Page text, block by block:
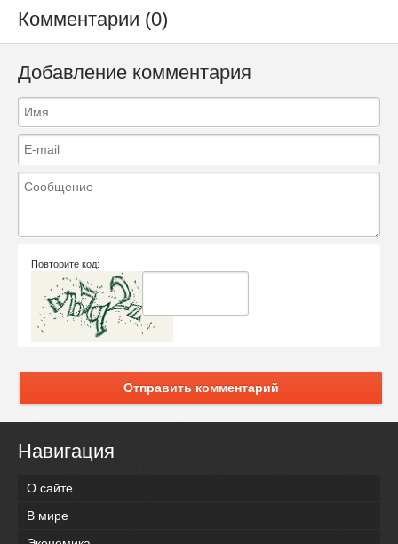
Комментарии (0)
Добавление комментария
Повторите код:
Отправить комментарий
Навигация
О сайте
В мире